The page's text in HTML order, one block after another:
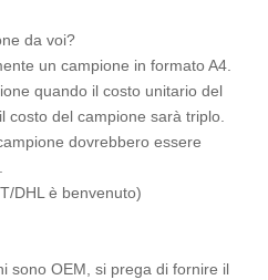
da voi?
un campione in formato A4.
quando il costo unitario del
costo del campione sarà triplo.
dovrebbero essere
DHL è benvenuto)
sono OEM, si prega di fornire il